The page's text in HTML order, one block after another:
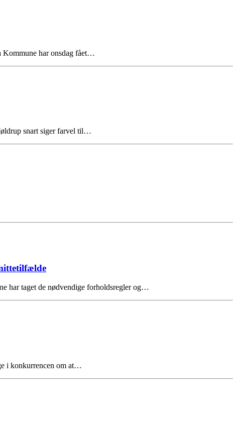
Kommune har onsdag fået…
snart siger farvel til…
har taget de nødvendige forholdsregler og…
i konkurrencen om at…